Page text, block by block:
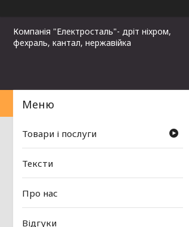
Компанія "Електросталь"- дріт ніхром,
фехраль, кантал, нержавійка
Товари і послуги
Тексти
Про нас
Відгуки